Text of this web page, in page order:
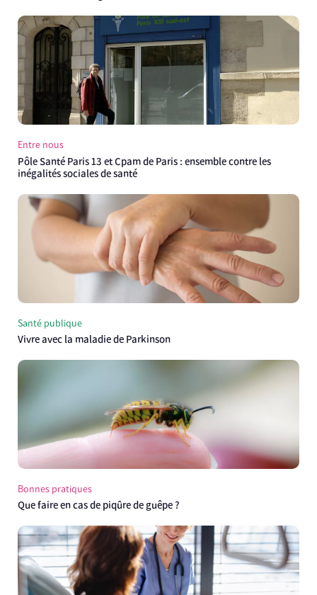
Entre nous
Pôle Santé Paris 13 et Cpam de Paris : ensemble contre les
inégalités sociales de santé
Santé publique
Vivre avec la maladie de Parkinson
Bonnes pratiques
Que faire en cas de piqûre de guêpe ?